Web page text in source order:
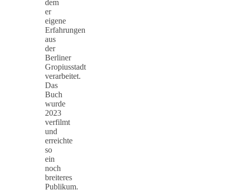
dem
er
eigene
Erfahrungen
aus
der
Berliner
Gropiusstadt
verarbeitet.
Das
Buch
wurde
2023
verfilmt
und
erreichte
so
ein
noch
breiteres
Publikum.